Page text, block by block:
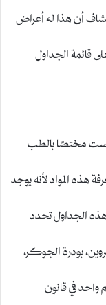
أن هذا له أعراض
قائمة الجداول
مختصًا بالطب
هذه المواد لأنه يوجد
الجداول تحدد
بودرة الجوكر،
في قانون